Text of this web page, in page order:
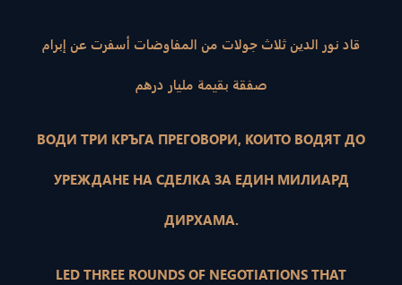
قاد نور الدين ثلاث جولات من المفاوضات أسفرت عن إبرام
صفقة بقيمة مليار درهم
ВОДИ ТРИ КРЪГА ПРЕГОВОРИ, КОИТО ВОДЯТ ДО
УРЕЖДАНЕ НА СДЕЛКА ЗА ЕДИН МИЛИАРД
ДИРХАМА.
LED THREE ROUNDS OF NEGOTIATIONS THAT